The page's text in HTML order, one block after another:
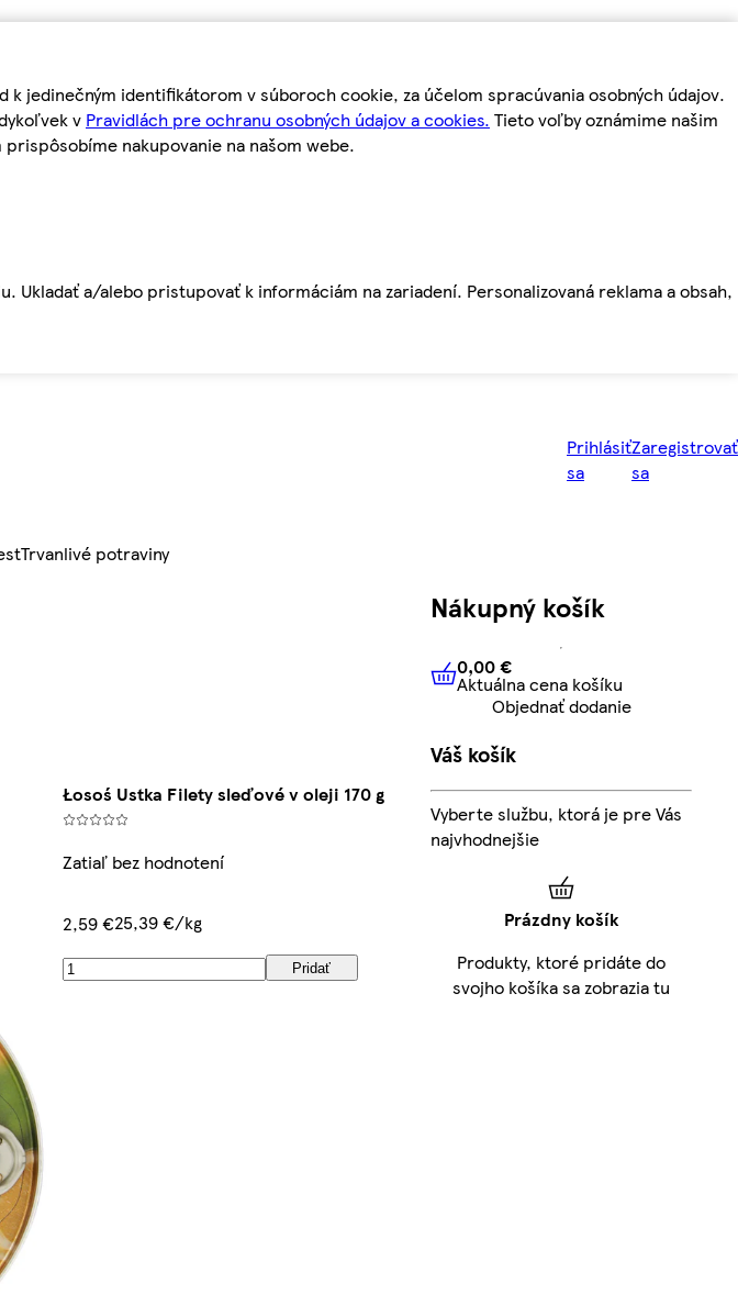
jedinečným identifikátorom v súboroch cookie, za účelom spracúvania osobných údajov.
v Pravidlách pre ochranu osobných údajov a cookies. Tieto voľby oznámime našim
nakupovanie na našom webe.
a/alebo pristupovať k informáciám na zariadení. Personalizovaná reklama a obsah,
Prihlásiť
sa
Zaregistrovať
sa
Trvanlivé potraviny
Łosoś Ustka Filety sleďové v oleji 170 g
Zatiaľ bez hodnotení
2,59 €25,39 €/kg
Pridať
Nákupný košík
0,00 € Aktuálna cena košíku
0,00 €
Aktuálna cena košíku
Objednať dodanie
Váš košík
Vyberte službu, ktorá je pre Vás
najvhodnejšie
Prázdny košík
Produkty, ktoré pridáte do
svojho košíka sa zobrazia tu